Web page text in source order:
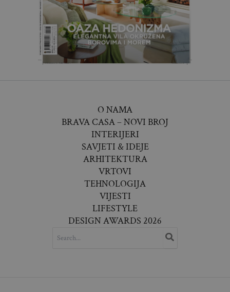
O NAMA
BRAVA CASA – NOVI BROJ
INTERIJERI
SAVJETI & IDEJE
ARHITEKTURA
VRTOVI
TEHNOLOGIJA
VIJESTI
LIFESTYLE
DESIGN AWARDS 2026
FOR: